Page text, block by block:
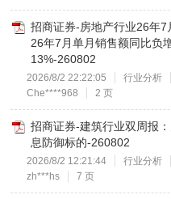
招商证券-房地产行业26年
26年7月单月销售额同比负
13%-260802
2026/8/2 22:22:05 行业分析
Che****968
2 页
招商证券-建筑行业双周报
息防御标的-260802
2026/8/2 12:21:44 行业分析
zh***hs
7 页